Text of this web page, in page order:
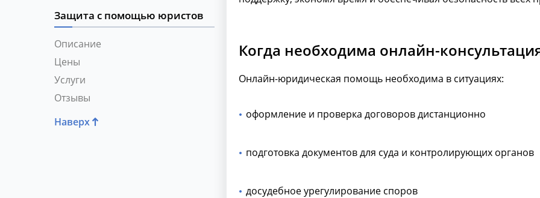
Защита с помощью юристов
Описание
Цены
Услуги
Отзывы
Наверх
Когда необходима онлайн-
Онлайн-юридическая помощь необходима в ситуациях:
оформление и проверка договоров дистанционно
подготовка документов для суда и контролирующих органов
досудебное урегулирование споров